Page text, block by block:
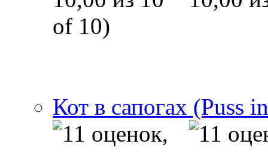
of 10)
Кот в сапогах (Puss